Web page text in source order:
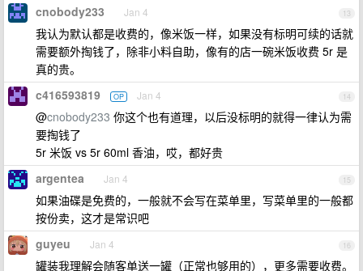
13
cnobody233 Jan 4
我认为默认都是收费的，像米饭一样，如果没有标明可续的话就
需要额外掏钱了，除非小料自助，像有的店一碗米饭收费 5r 是
真的贵。
14
c416593819 OP Jan 4
@cnobody233 你这个也有道理，以后没标明的就得一律认为需
要掏钱了
5r 米饭 vs 5r 60ml 香油，哎，都好贵
15
argentea Jan 4
如果油碟是免费的，一般就不会写在菜单里，写菜单里的一般都
按份卖，这才是常识吧
16
guyeu Jan 4
罐装我理解会随客单送一罐（正常也够用的），更多需要收费。